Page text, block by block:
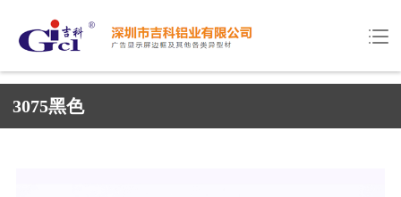
3075黑色